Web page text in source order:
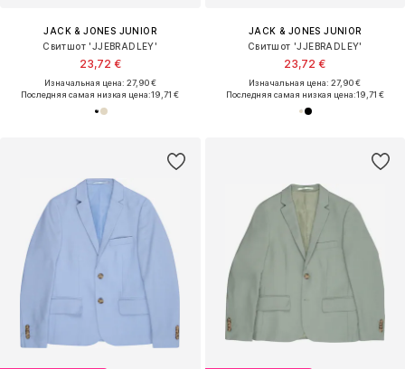
JACK & JONES JUNIOR
Свитшот 'JJEBRADLEY'
23,72 €
Изначальная цена: 27,90 €
Последняя самая низкая цена:19,71 €
JACK & JONES JUNIOR
Свитшот 'JJEBRADLEY'
23,72 €
Изначальная цена: 27,90 €
Последняя самая низкая цена:19,71 €